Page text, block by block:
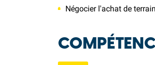
Négocier l'achat de